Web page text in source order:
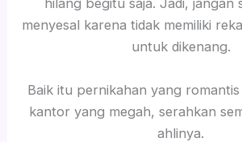
hilang begitu saja. Jadi, jangan
menyesal karena tidak memiliki
untuk dikenang.
Baik itu pernikahan yang
kantor yang megah, serahkan
ahlinya.